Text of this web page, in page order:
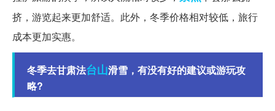
挤，游览起来更加舒适。此外，冬季价格相对较低，旅行
成本更加实惠。
冬季去甘肃法台山滑雪，有没有好的建议或游玩攻
略?